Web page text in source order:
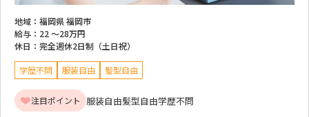
地域： 福岡県 福岡市
給与： 22 ～28万円
休日： 完全週休2日制（土日祝）
学歴不問 服装自由 髪型自由
注目ポイント 服装自由髪型自由学歴不問